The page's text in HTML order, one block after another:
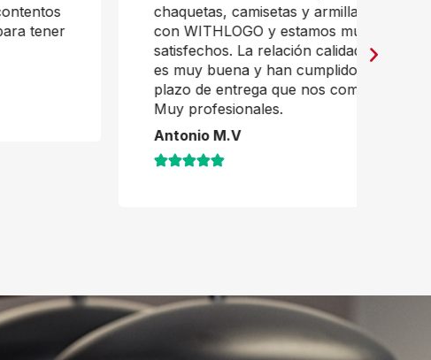
chaquetas, camisetas y armillas HI-VI,
con WITHLOGO y estamos muy
satisfechos. La relación calidad precio
es muy buena y han cumplido con el
plazo de entrega que nos comentaron.
Muy profesionales.